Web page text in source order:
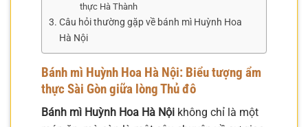
thực Hà Thành
Câu hỏi thường gặp về bánh mì Huỳnh Hoa
Hà Nội
Bánh mì Huỳnh Hoa Hà Nội: Biểu tượng ẩm
thực Sài Gòn giữa lòng Thủ đô
Bánh mì Huỳnh Hoa Hà Nội không chỉ là một